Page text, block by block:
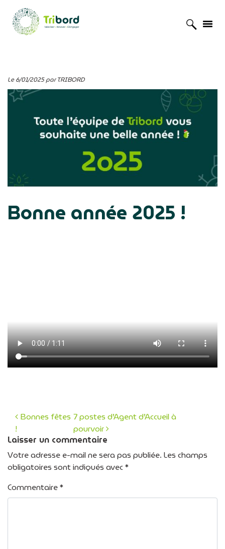
Accueil»
Le 6/01/2025 par TRIBORD
Bonne année 2025 !
Navigation des articles
Bonnes fêtes
!
7 postes d’Agent d’Accueil à
pourvoir
Laisser un commentaire
Votre adresse e-mail ne sera pas publiée. Les champs
obligatoires sont indiqués avec*
Commentaire*